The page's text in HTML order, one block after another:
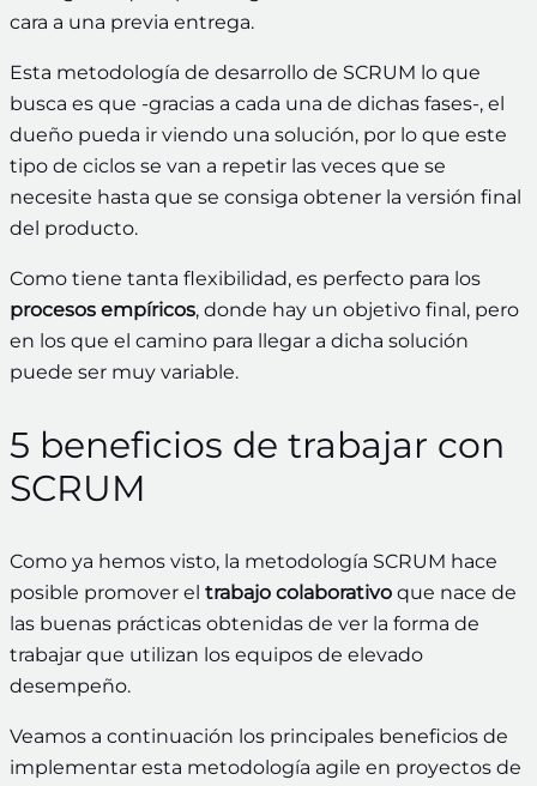
cara a una previa entrega.
Esta metodología de desarrollo de SCRUM lo que
busca es que -gracias a cada una de dichas fases-, el
dueño pueda ir viendo una solución, por lo que este
tipo de ciclos se van a repetir las veces que se
necesite hasta que se consiga obtener la versión final
del producto.
Como tiene tanta flexibilidad, es perfecto para los
procesos empíricos, donde hay un objetivo final, pero
en los que el camino para llegar a dicha solución
puede ser muy variable.
5 beneficios de trabajar con
SCRUM
Como ya hemos visto, la metodología SCRUM hace
posible promover el trabajo colaborativo que nace de
las buenas prácticas obtenidas de ver la forma de
trabajar que utilizan los equipos de elevado
desempeño.
Veamos a continuación los principales beneficios de
implementar esta metodología agile en proyectos de